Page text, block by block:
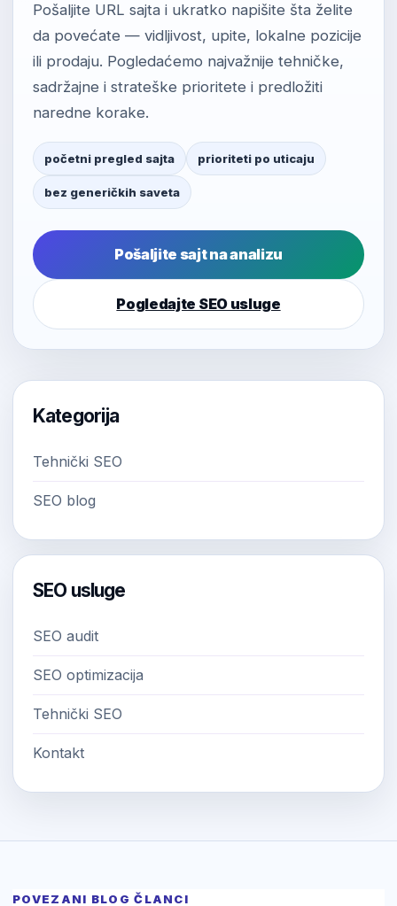
Pošaljite URL sajta i ukratko napišite šta želite
da povećate — vidljivost, upite, lokalne pozicije
ili prodaju. Pogledaćemo najvažnije tehničke,
sadržajne i strateške prioritete i predložiti
naredne korake.
početni pregled sajta prioriteti po uticaju
bez generičkih saveta
Pošaljite sajt na analizu
Pogledajte SEO usluge
Kategorija
Tehnički SEO
SEO blog
SEO usluge
SEO audit
SEO optimizacija
Tehnički SEO
Kontakt
POVEZANI BLOG ČLANCI